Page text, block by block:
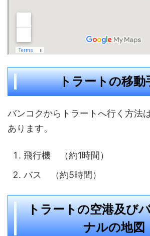
トラートの移動
バンコクからトラートへ行く方法
あります。
飛行機 （約1時間）
バス （約5時間）
トラートの空港及び
ナルの地図